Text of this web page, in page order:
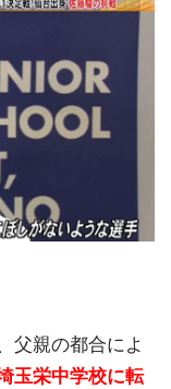
父親の都合によ
玉栄中学校に転